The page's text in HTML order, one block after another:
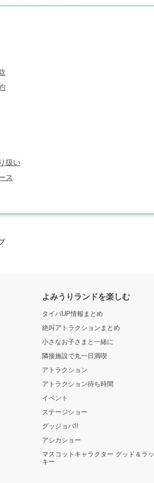
扱い
ス
よみうりランドを楽しむ
タイパUP情報まとめ
絶叫アトラクションまとめ
小さなお子さまと一緒に
隣接施設で丸一日満喫
アトラクション
アトラクション待ち時間
イベント
ステージショー
グッジョバ!!
アシカショー
マスコットキャラクター グッド＆ラッ
キー